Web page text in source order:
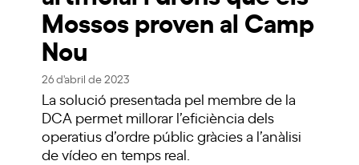
Mossos proven al Camp
Nou
26 d'abril de 2023
La solució presentada pel membre de la
DCA permet millorar l’eficiència dels
operatius d’ordre públic gràcies a l’anàlisi
de vídeo en temps real.